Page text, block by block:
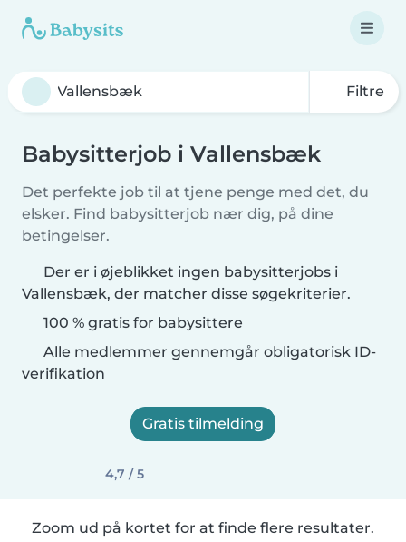
Filtre
Babysitterjob i Vallensbæk
Det perfekte job til at tjene penge med det, du
elsker. Find babysitterjob nær dig, på dine
betingelser.
Der er i øjeblikket ingen babysitterjobs i
Vallensbæk, der matcher disse søgekriterier.
100 % gratis for babysittere
Alle medlemmer gennemgår obligatorisk ID-
verifikation
Gratis tilmelding
4,7 / 5
Zoom ud på kortet for at finde flere resultater.